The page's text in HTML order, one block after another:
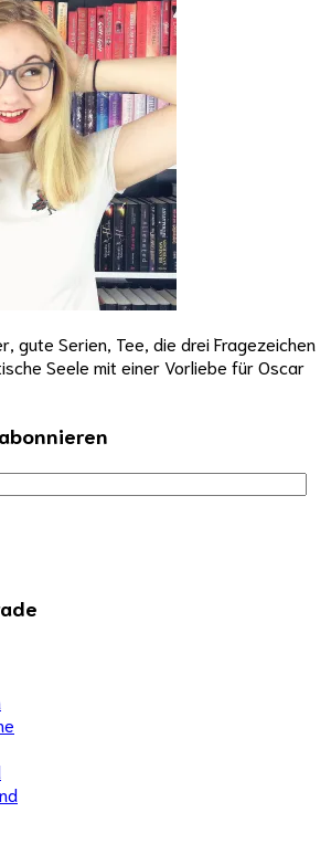
gute Serien, Tee, die drei Fragezeichen
Seele mit einer Vorliebe für Oscar